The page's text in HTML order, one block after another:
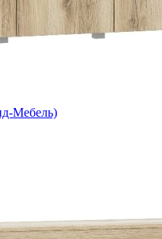
Мебель)